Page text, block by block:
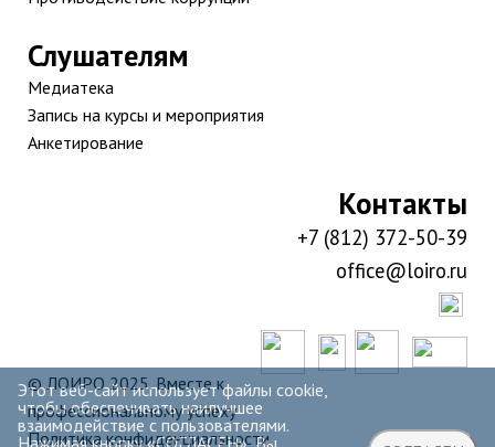
Слушателям
Медиатека
Запись на курсы и мероприятия
Анкетирование
Контакты
+7 (812) 372-50-39
office@loiro.ru
© ЛОИРО 2025. Вместе к
профессиональному успеху
Политика конфиденциальности
Этот веб-сайт использует файлы cookie,
чтобы обеспечивать наилучшее
взаимодействие с пользователями.
Нажимая кнопку «СОГЛАСЕН», Вы